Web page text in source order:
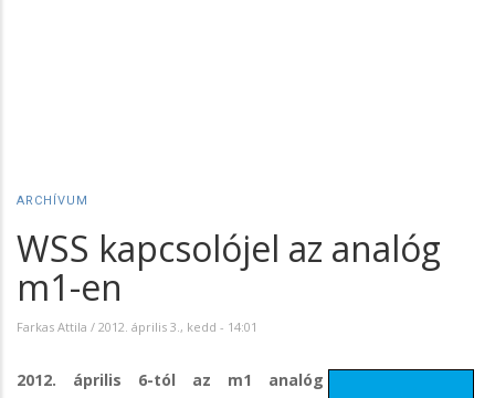
ARCHÍVUM
WSS kapcsolójel az analóg
m1-en
Farkas Attila / 2012. április 3., kedd - 14:01
2012. április 6-tól az m1 analóg